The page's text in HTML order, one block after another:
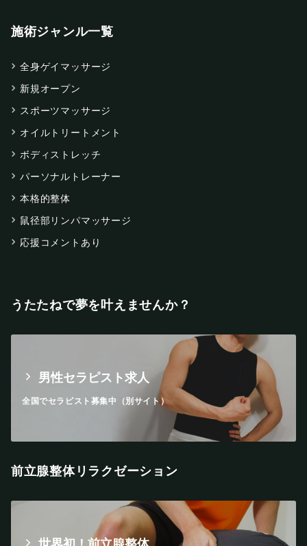
施術ジャンル一覧
全身ゲイマッサージ
新規オープン
スポーツマッサージ
オイルトリートメント
ボディストレッチ
パーソナルトレーナー
本格的整体
鼠径部リンパマッサージ
応援コメントあり
うたたねで夢を叶えませんか？
男性セラピスト求人
全国でセラピスト募集中（別サイト）
前立腺整体リラクゼーション